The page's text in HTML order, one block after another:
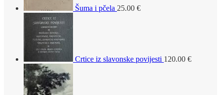
Šuma i pčela 25.00 €
Crtice iz slavonske povijesti 120.00 €